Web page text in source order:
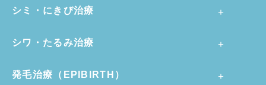
シミ・にきび治療
シワ・たるみ治療
発毛治療（EPIBIRTH）